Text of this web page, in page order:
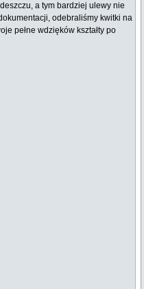
a tym bardziej ulewy nie
odebraliśmy kwitki na
pełne wdzięków kształty po